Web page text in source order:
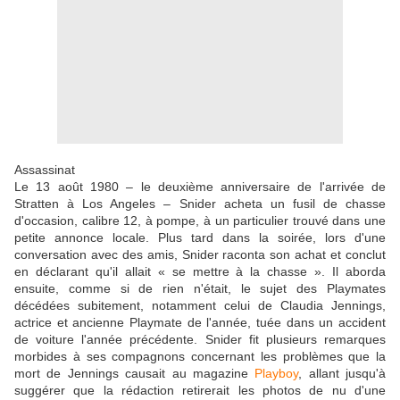
Assassinat
Le 13 août 1980 – le deuxième anniversaire de l'arrivée de
Stratten à Los Angeles – Snider acheta un fusil de chasse
d'occasion, calibre 12, à pompe, à un particulier trouvé dans une
petite annonce locale. Plus tard dans la soirée, lors d'une
conversation avec des amis, Snider raconta son achat et conclut
en déclarant qu'il allait « se mettre à la chasse ». Il aborda
ensuite, comme si de rien n'était, le sujet des Playmates
décédées subitement, notamment celui de Claudia Jennings,
actrice et ancienne Playmate de l'année, tuée dans un accident
de voiture l'année précédente. Snider fit plusieurs remarques
morbides à ses compagnons concernant les problèmes que la
mort de Jennings causait au magazine Playboy, allant jusqu'à
suggérer que la rédaction retirerait les photos de nu d'une